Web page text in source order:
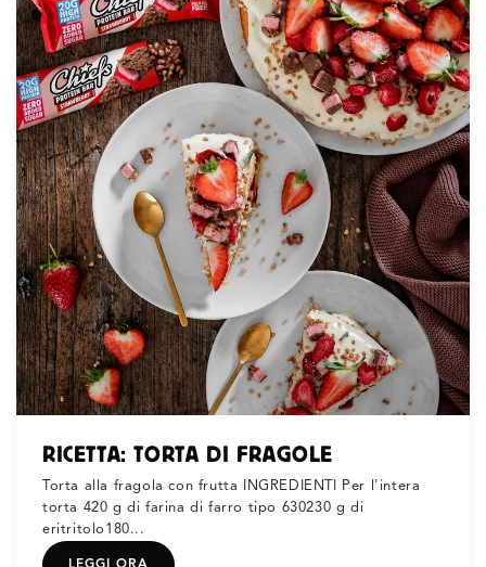
RICETTA: TORTA DI FRAGOLE
Torta alla fragola con frutta INGREDIENTI Per l'intera
torta 420 g di farina di farro tipo 630230 g di
eritritolo180...